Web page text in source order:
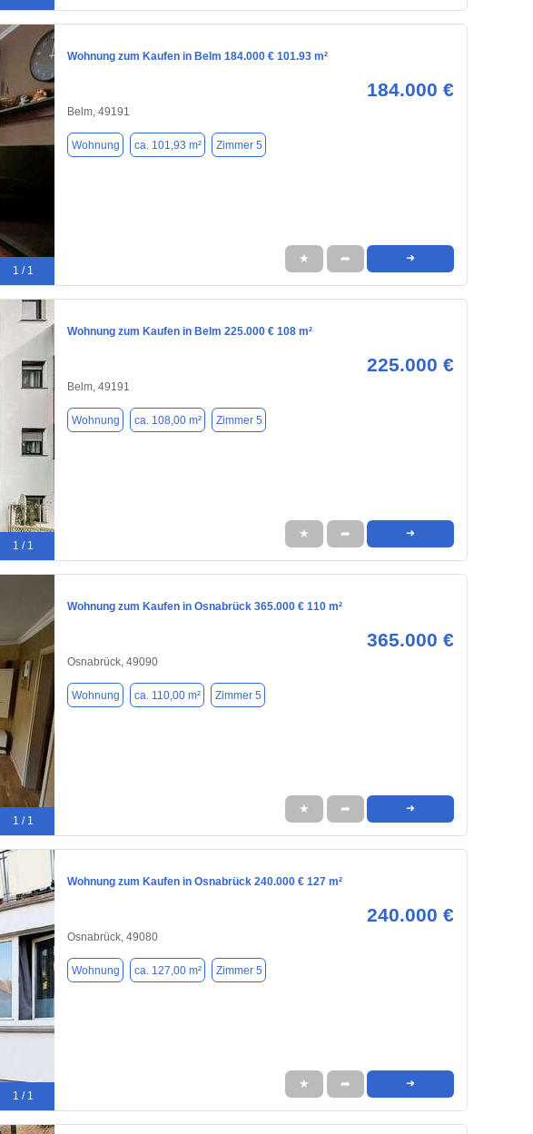
1 / 1
Wohnung zum Kaufen in Belm 184.000 € 101.93 m²
184.000 €
Belm, 49191
Wohnung ca. 101,93 m² Zimmer 5
★ ➦ ➜
1 / 1
Wohnung zum Kaufen in Belm 225.000 € 108 m²
225.000 €
Belm, 49191
Wohnung ca. 108,00 m² Zimmer 5
★ ➦ ➜
1 / 1
Wohnung zum Kaufen in Osnabrück 365.000 € 110 m²
365.000 €
Osnabrück, 49090
Wohnung ca. 110,00 m² Zimmer 5
★ ➦ ➜
1 / 1
Wohnung zum Kaufen in Osnabrück 240.000 € 127 m²
240.000 €
Osnabrück, 49080
Wohnung ca. 127,00 m² Zimmer 5
★ ➦ ➜